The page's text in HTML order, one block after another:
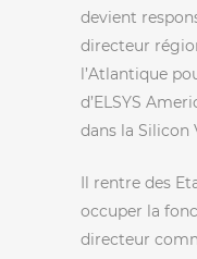
devient
directeur
l’Atlantique
d’ELSYS
dans la Silicon
Il rentre des
occuper la
directeur